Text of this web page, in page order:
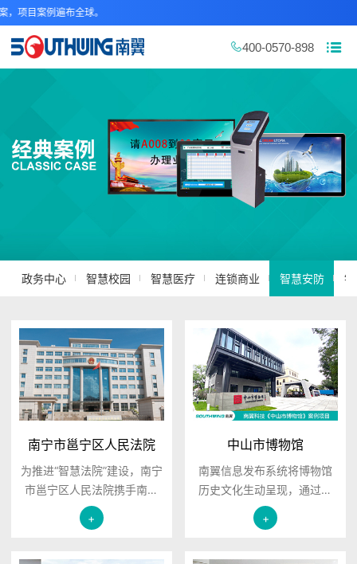
项目案例遍布全球。
400-0570-898
政务中心 智慧校园 智慧医疗 连锁商业 智慧安防
南宁市邕宁区人民法院
为推进“智慧法院”建设，南宁
市邕宁区人民法院携手南翼
科技，在诉讼服务中心全面
部署南翼智慧政务排队叫号
+
中山市博物馆
南翼信息发布系统将博物馆
历史文化生动呈现，通过智
能终端实现统一管理，满足
群众观馆体验。
+